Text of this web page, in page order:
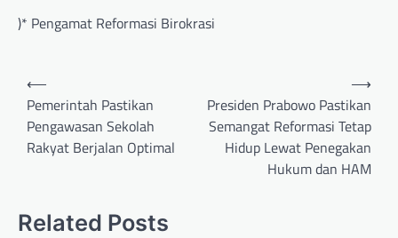
)* Pengamat Reformasi Birokrasi
Post
navigation
⟵
Pemerintah Pastikan
Pengawasan Sekolah
Rakyat Berjalan Optimal
Presiden Prabowo Pastikan
Semangat Reformasi Tetap
Hidup Lewat Penegakan
Hukum dan HAM
⟶
Related Posts